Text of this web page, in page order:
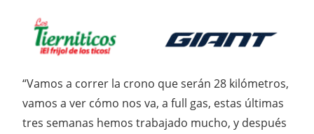
“Vamos a correr la crono que serán 28 kilómetros,
vamos a ver cómo nos va, a full gas, estas últimas
tres semanas hemos trabajado mucho, y después